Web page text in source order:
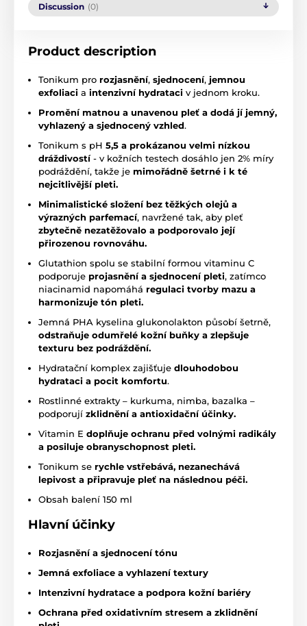
Discussion (0)
Product description
Tonikum pro rozjasnění, sjednocení, jemnou
exfoliaci a intenzivní hydrataci v jednom kroku.
Promění matnou a unavenou pleť a dodá jí jemný,
vyhlazený a sjednocený vzhled.
Tonikum s pH 5,5 a prokázanou velmi nízkou
dráždivostí- v kožních testech dosáhlo jen 2% míry
podráždění, takže je mimořádně šetrné i k té
nejcitlivější pleti.
Minimalistické složení bez těžkých olejů a
výrazných parfemací, navržené tak, aby pleť
zbytečně nezatěžovalo a podporovalo její
přirozenou rovnováhu.
Glutathion spolu se stabilní formou vitaminu C
podporuje projasnění a sjednocení pleti, zatímco
niacinamid napomáhá regulaci tvorby mazu a
harmonizuje tón pleti.
Jemná PHA kyselina glukonolakton působí šetrně,
odstraňuje odumřelé kožní buňky a zlepšuje
texturu bez podráždění.
Hydratační komplex zajišťuje dlouhodobou
hydrataci a pocit komfortu.
Rostlinné extrakty – kurkuma, nimba, bazalka –
podporují zklidnění a antioxidační účinky.
Vitamin E doplňuje ochranu před volnými radikály
a posiluje obranyschopnost pleti.
Tonikum se rychle vstřebává, nezanechává
lepivost a připravuje pleť na následnou péči.
Obsah balení 150 ml
Hlavní účinky
Rozjasnění a sjednocení tónu
Jemná exfoliace a vyhlazení textury
Intenzivní hydratace a podpora kožní bariéry
Ochrana před oxidativním stresem a zklidnění